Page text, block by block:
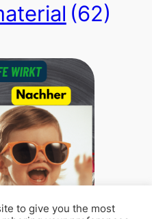
(62)
to give you the most